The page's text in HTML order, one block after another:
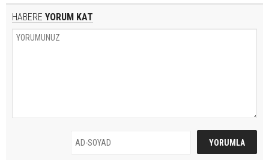
HABERE YORUM KAT